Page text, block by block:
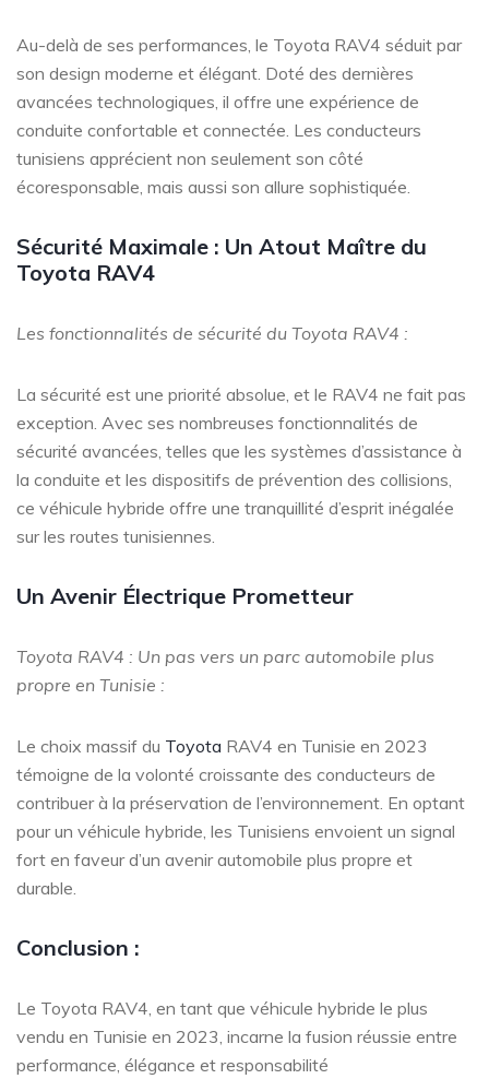
Au-delà de ses performances, le Toyota RAV4 séduit par
son design moderne et élégant. Doté des dernières
avancées technologiques, il offre une expérience de
conduite confortable et connectée. Les conducteurs
tunisiens apprécient non seulement son côté
écoresponsable, mais aussi son allure sophistiquée.
Sécurité Maximale : Un Atout Maître du
Toyota RAV4
Les fonctionnalités de sécurité du Toyota RAV4 :
La sécurité est une priorité absolue, et le RAV4 ne fait pas
exception. Avec ses nombreuses fonctionnalités de
sécurité avancées, telles que les systèmes d’assistance à
la conduite et les dispositifs de prévention des collisions,
ce véhicule hybride offre une tranquillité d’esprit inégalée
sur les routes tunisiennes.
Un Avenir Électrique Prometteur
Toyota RAV4 : Un pas vers un parc automobile plus
propre en Tunisie :
Le choix massif du Toyota RAV4 en Tunisie en 2023
témoigne de la volonté croissante des conducteurs de
contribuer à la préservation de l’environnement. En optant
pour un véhicule hybride, les Tunisiens envoient un signal
fort en faveur d’un avenir automobile plus propre et
durable.
Conclusion :
Le Toyota RAV4, en tant que véhicule hybride le plus
vendu en Tunisie en 2023, incarne la fusion réussie entre
performance, élégance et responsabilité